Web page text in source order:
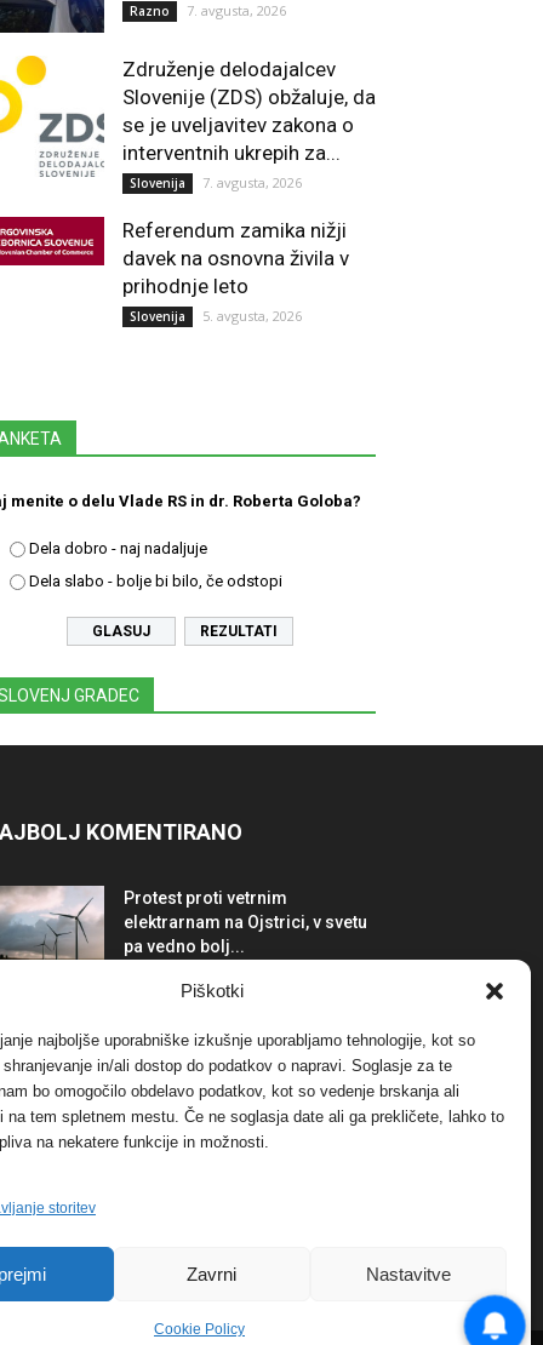
Piškotki
najboljše uporabniške izkušnje uporabljamo tehnologije, kot so
in/ali dostop do podatkov o napravi. Soglasje za te
bo omogočilo obdelavo podatkov, kot so vedenje brskanja ali
na tem spletnem mestu. Če ne soglasja date ali ga prekličete, lahko to
na nekatere funkcije in možnosti.
storitev
Zavrni Nastavitve
Cookie Policy
Razno 7. avgusta, 2026
Združenje delodajalcev
Slovenije (ZDS) obžaluje, da
se je uveljavitev zakona o
interventnih ukrepih za...
Slovenija 7. avgusta, 2026
Referendum zamika nižji
davek na osnovna živila v
prihodnje leto
Slovenija 5. avgusta, 2026
menite o delu Vlade RS in dr. Roberta Goloba?
Dela dobro - naj nadaljuje
Dela slabo - bolje bi bilo, če odstopi
REZULTATI
GRADEC
KOMENTIRANO
Protest proti vetrnim
elektrarnam na Ojstrici, v svetu
pa vedno bolj...
elektrarnam Verbund
Dogodki 29. januarja, 2018
FOTO: Razstava cvetličarskega